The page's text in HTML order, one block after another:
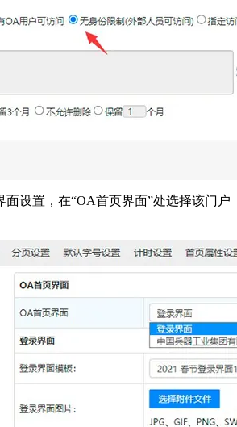
面设置，在“OA首页界面”处选择该门户